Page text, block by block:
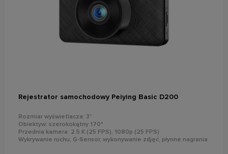
Rejestrator samochodowy Peiying Basic D200
Rozmiar wyświetlacza: 3"
Obiektyw: szerokokątny 170°
Przednia kamera: 2.5 K (25 FPS), 1080p (25 FPS)
Wykrywanie ruchu, G-Sensor, wykonywanie zdjęć, płynne nagrania